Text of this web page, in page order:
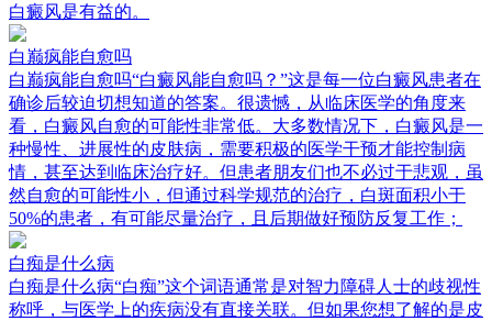
白癜风是有益的。
白巅疯能自愈吗
白巅疯能自愈吗“白癜风能自愈吗？”这是每一位白癜风患者在
确诊后较迫切想知道的答案。很遗憾，从临床医学的角度来
看，白癜风自愈的可能性非常低。大多数情况下，白癜风是一
种慢性、进展性的皮肤病，需要积极的医学干预才能控制病
情，甚至达到临床治疗好。但患者朋友们也不必过于悲观，虽
然自愈的可能性小，但通过科学规范的治疗，白斑面积小于
50%的患者，有可能尽量治疗，且后期做好预防反复工作；
白痴是什么病
白痴是什么病“白痴”这个词语通常是对智力障碍人士的歧视性
称呼，与医学上的疾病没有直接关联。但如果您想了解的是皮